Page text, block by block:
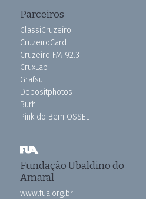
Parceiros
ClassiCruzeiro
CruzeiroCard
Cruzeiro FM 92.3
CruxLab
Grafsul
Depositphotos
Burh
Pink do Bem OSSEL
Fundação Ubaldino do
Amaral
www.fua.org.br